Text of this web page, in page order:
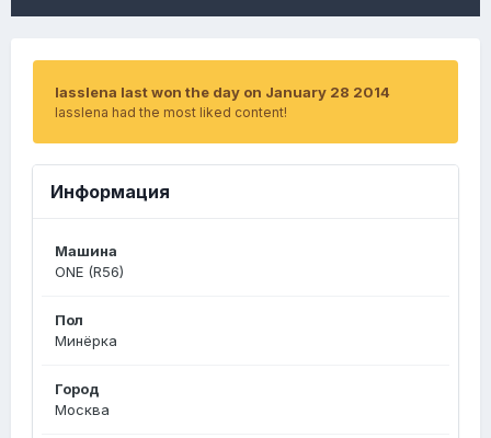
lasslena last won the day on January 28 2014
lasslena had the most liked content!
Информация
Машина
ONE (R56)
Пол
Минёрка
Город
Москва